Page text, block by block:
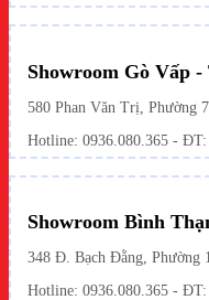
Showroom Gò Vấp
580 Phan Văn Trị, Phường
Hotline: 0936.080.365 - ĐT:
Showroom Bình
348 Đ. Bạch Đằng, Phường
Hotline: 0936.080.365 - ĐT: